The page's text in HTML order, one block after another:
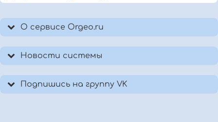
О сервисе Orgeo.ru
Новости системы
Подпишись на группу VK